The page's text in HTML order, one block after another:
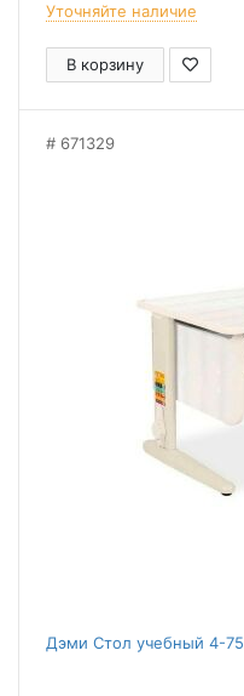
Уточняйте наличие
В корзину
671329
Дэми Стол учебный 4-75